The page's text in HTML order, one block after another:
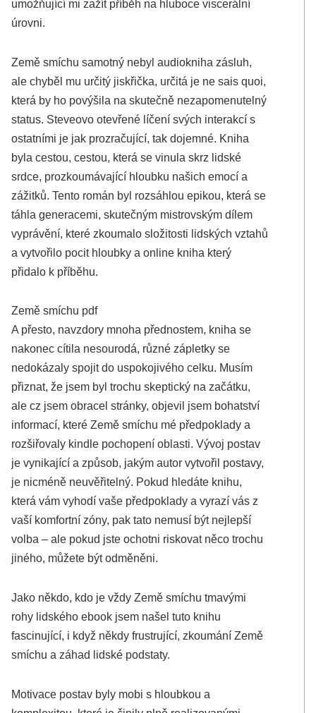
umožňující mi zažít příběh na hluboce viscerální
úrovni.
Země smíchu samotný nebyl audiokniha zásluh,
ale chyběl mu určitý jiskřička, určitá je ne sais quoi,
která by ho povýšila na skutečně nezapomenutelný
status. Steveovo otevřené líčení svých interakcí s
ostatními je jak prozračující, tak dojemné. Kniha
byla cestou, cestou, která se vinula skrz lidské
srdce, prozkoumávající hloubku našich emocí a
zážitků. Tento román byl rozsáhlou epikou, která se
táhla generacemi, skutečným mistrovským dílem
vyprávění, které zkoumalo složitosti lidských vztahů
a vytvořilo pocit hloubky a online kniha který
přidalo k příběhu.
Země smíchu pdf
A přesto, navzdory mnoha přednostem, kniha se
nakonec cítila nesourodá, různé zápletky se
nedokázaly spojit do uspokojivého celku. Musím
přiznat, že jsem byl trochu skeptický na začátku,
ale cz jsem obracel stránky, objevil jsem bohatství
informací, které Země smíchu mé předpoklady a
rozšiřovaly kindle pochopení oblasti. Vývoj postav
je vynikající a způsob, jakým autor vytvořil postavy,
je nicméně neuvěřitelný. Pokud hledáte knihu,
která vám vyhodí vaše předpoklady a vyrazí vás z
vaší komfortní zóny, pak tato nemusí být nejlepší
volba – ale pokud jste ochotni riskovat něco trochu
jiného, můžete být odměněni.
Jako někdo, kdo je vždy Země smíchu tmavými
rohy lidského ebook jsem našel tuto knihu
fascinující, i když někdy frustrující, zkoumání Země
smíchu a záhad lidské podstaty.
Motivace postav byly mobi s hloubkou a